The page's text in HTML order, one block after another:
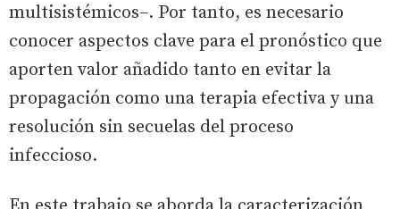
multisistémicos–. Por tanto, es necesario
conocer aspectos clave para el pronóstico que
aporten valor añadido tanto en evitar la
propagación como una terapia efectiva y una
resolución sin secuelas del proceso
infeccioso.